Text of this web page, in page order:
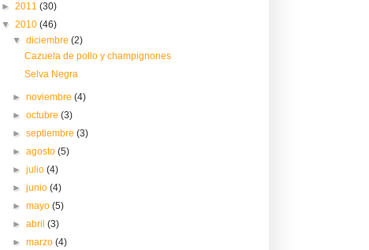
► 2011 (30)
▼ 2010 (46)
▼diciembre(2)
Cazuela de pollo y champignones
Selva Negra
►noviembre(4)
►octubre(3)
►septiembre(3)
►agosto(5)
►julio(4)
►junio(4)
►mayo(5)
►abril(3)
►marzo(4)